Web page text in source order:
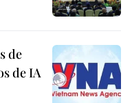
de
de IA